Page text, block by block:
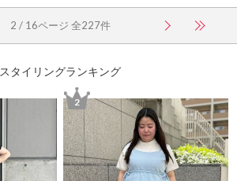
2 / 16ページ 全227件
スタイリングランキング
2